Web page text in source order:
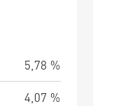
5,78 %
4,07 %